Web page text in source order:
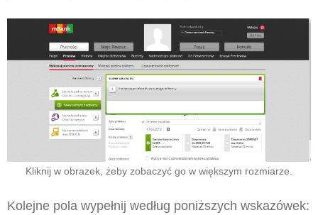
Kliknij w obrazek, żeby zobaczyć go w większym rozmiarze.
Kolejne pola wypełnij według poniższych wskazówek: